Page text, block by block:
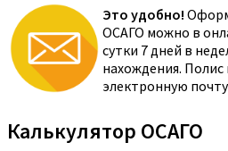
Это удобно!
ОСАГО можно в
сутки 7 дней в
нахождения.
электронную
Калькулятор ОСАГО